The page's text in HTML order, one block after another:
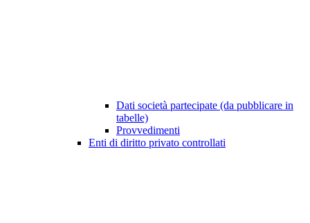
Dati società partecipate (da pubblicare in
tabelle)
Provvedimenti
Enti di diritto privato controllati